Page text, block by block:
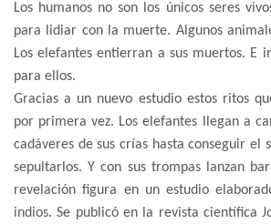
Los humanos no son los únicos seres
para lidiar con la muerte. Algunos
Los elefantes entierran a sus muertos. E
para ellos.
Gracias a un nuevo estudio estos ritos
por primera vez. Los elefantes llegan a
cadáveres de sus crías hasta conseguir el
sepultarlos. Y con sus trompas lanzan
revelación figura en un estudio
indios. Se publicó en la revista científica